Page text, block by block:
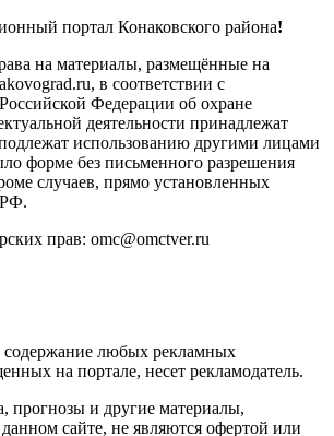
портал Конаковского района!
на материалы, размещённые на
в соответствии с
Федерации об охране
деятельности принадлежат
использованию другими лицами
форме без письменного разрешения
случаев, прямо установленных
РФ.
прав: omc@omctver.ru
содержание любых рекламных
на портале, несет рекламодатель.
прогнозы и другие материалы,
сайте, не являются офертой или